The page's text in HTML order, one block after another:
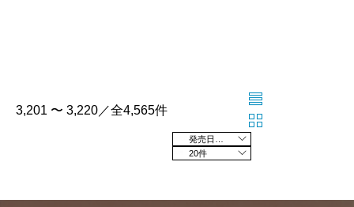
3,201 〜 3,220／全4,565件
20件